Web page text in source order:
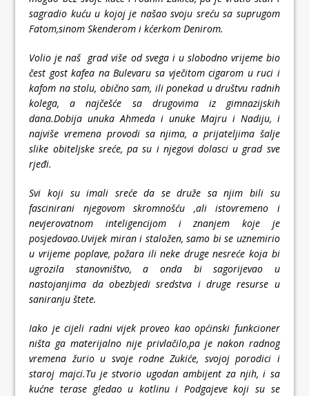
sagradio kuću u kojoj je našao svoju sreću sa suprugom
Fatom,sinom Skenderom i kćerkom Denirom.
Volio je naš grad više od svega i u slobodno vrijeme bio
čest gost kafea na Bulevaru sa vječitom cigarom u ruci i
kafom na stolu, obično sam, ili ponekad u društvu radnih
kolega, a najčešće sa drugovima iz gimnazijskih
dana.Dobija unuka Ahmeda i unuke Majru i Nadiju, i
najviše vremena provodi sa njima, a prijateljima šalje
slike obiteljske sreće, pa su i njegovi dolasci u grad sve
rjeđi.
Svi koji su imali sreće da se druže sa njim bili su
fascinirani njegovom skromnošću ,ali istovremeno i
nevjerovatnom inteligencijom i znanjem koje je
posjedovao.Uvijek miran i staložen, samo bi se uznemirio
u vrijeme poplave, požara ili neke druge nesreće koja bi
ugrozila stanovništvo, a onda bi sagorijevao u
nastojanjima da obezbjedi sredstva i druge resurse u
saniranju štete.
Iako je cijeli radni vijek proveo kao općinski funkcioner
ništa ga materijalno nije privlačilo,pa je nakon radnog
vremena žurio u svoje rodne Zukiće, svojoj porodici i
staroj majci.Tu je stvorio ugodan ambijent za njih, i sa
kućne terase gledao u kotlinu i Podgajeve koji su se